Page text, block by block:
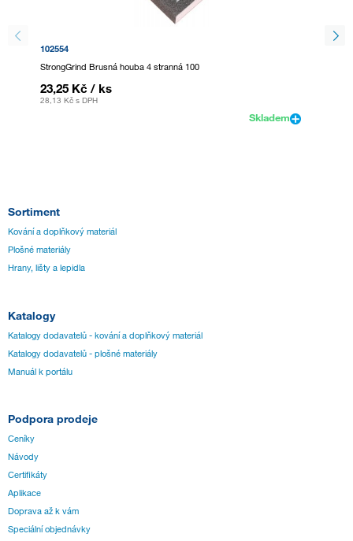
102554
StrongGrind Brusná houba 4 stranná 100
23,25 Kč / ks
28,13 Kč s DPH
Skladem
Sortiment
Kování a doplňkový materiál
Plošné materiály
Hrany, lišty a lepidla
Katalogy
Katalogy dodavatelů - kování a doplňkový materiál
Katalogy dodavatelů - plošné materiály
Manuál k portálu
Podpora prodeje
Ceníky
Návody
Certifikáty
Aplikace
Doprava až k vám
Speciální objednávky